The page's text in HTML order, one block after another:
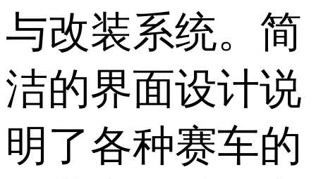
与改装系统。简
洁的界面设计说
明了各种赛车的